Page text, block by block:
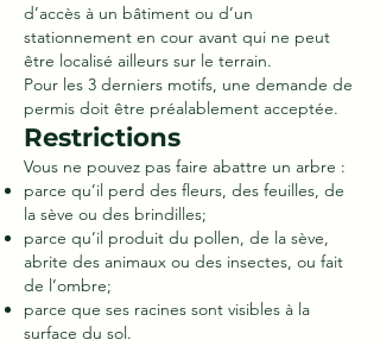
d’accès à un bâtiment ou d’un
stationnement en cour avant qui ne peut
être localisé ailleurs sur le terrain.
Pour les 3 derniers motifs, une demande de
permis doit être préalablement acceptée.
Restrictions
Vous ne pouvez pas faire abattre un arbre :
parce qu’il perd des fleurs, des feuilles, de
la sève ou des brindilles;
parce qu’il produit du pollen, de la sève,
abrite des animaux ou des insectes, ou fait
de l’ombre;
parce que ses racines sont visibles à la
surface du sol.